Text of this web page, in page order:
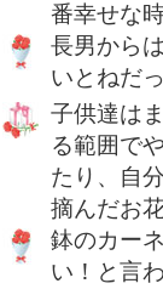
番幸せな
長男から
いとねだ
子供達は
る範囲で
たり、自
摘んだお
鉢のカー
い！と言